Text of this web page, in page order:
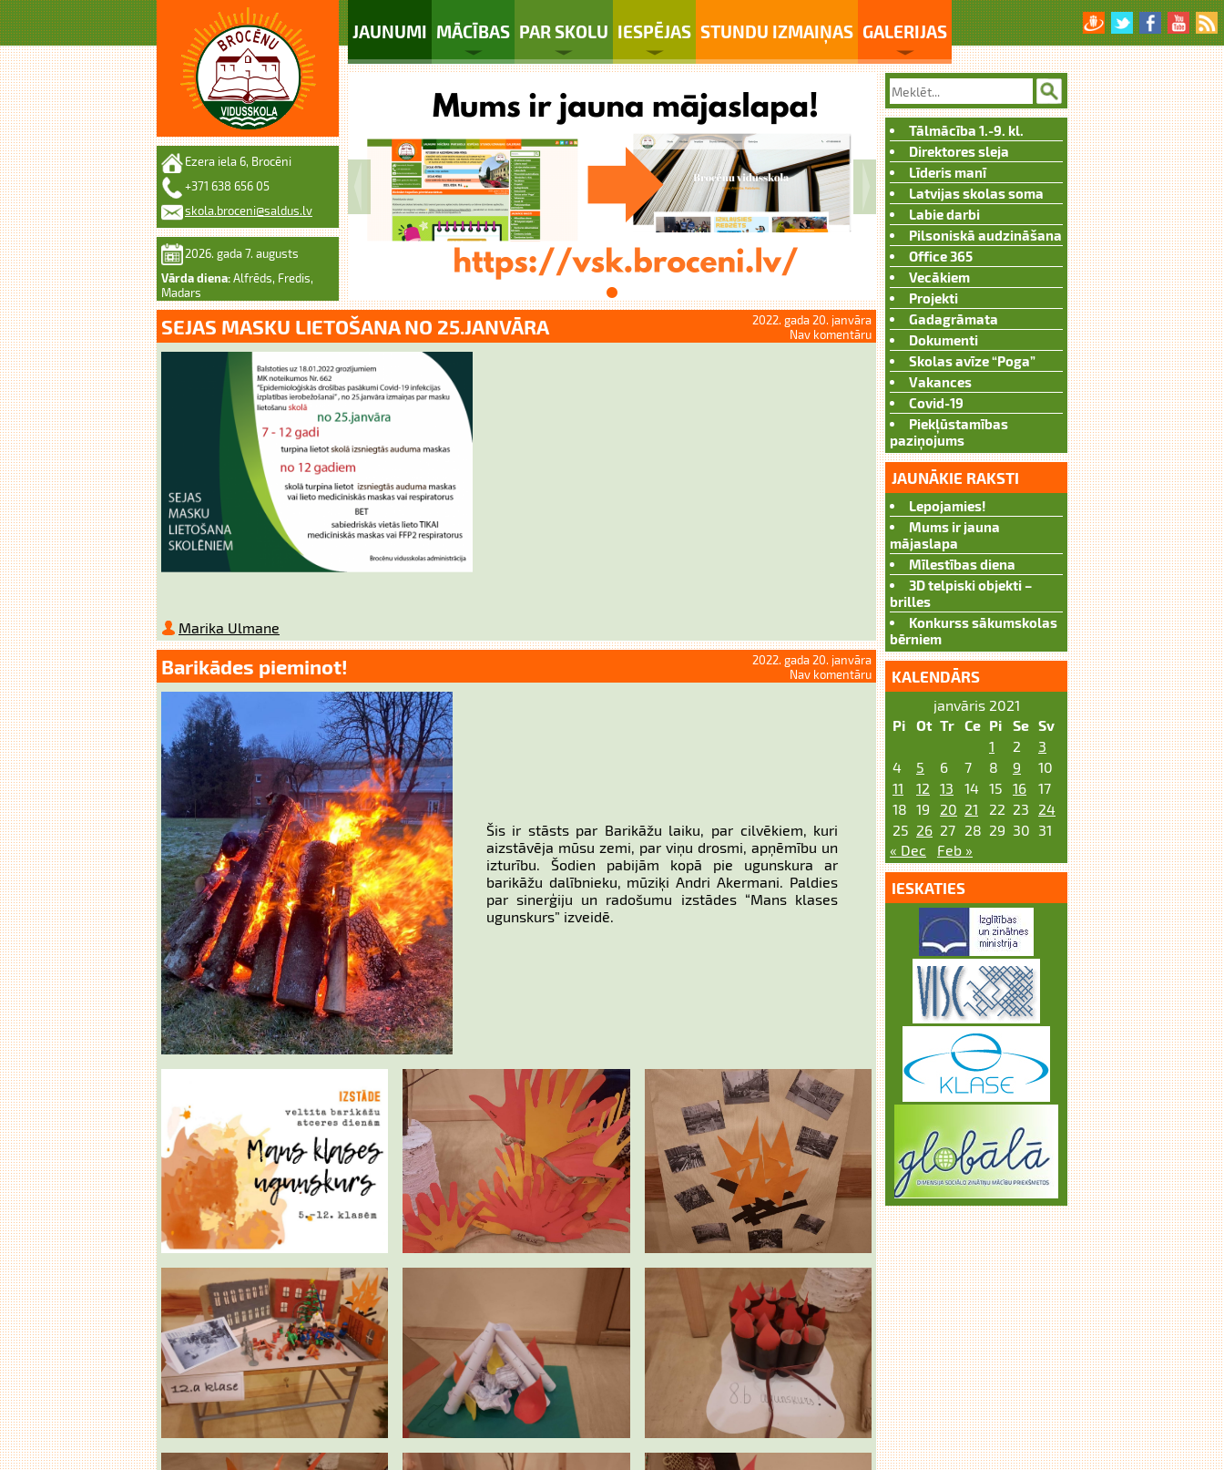
JAUNUMI MĀCĪBAS PAR SKOLU IESPĒJAS STUNDU IZMAIŅAS GALERIJAS
Ezera iela 6, Brocēni
+371 638 656 05
skola.broceni@saldus.lv
2026. gada 7. augusts
Vārda diena: Alfrēds, Fredis,
Madars
SEJAS MASKU LIETOŠANA NO 25.JANVĀRA
2022. gada 20. janvāra
Nav komentāru
Marika Ulmane
Barikādes pieminot!
2022. gada 20. janvāra
Nav komentāru
Šis ir stāsts par Barikāžu laiku, par cilvēkiem, kuri
aizstāvēja mūsu zemi, par viņu drosmi, apņēmību un
izturību. Šodien pabijām kopā pie ugunskura ar
barikāžu dalībnieku, mūziķi Andri Akermani. Paldies
par sinerģiju un radošumu izstādes “Mans klases
ugunskurs” izveidē.
Tālmācība 1.-9. kl.
Direktores sleja
Līderis manī
Latvijas skolas soma
Labie darbi
Pilsoniskā audzināšana
Office 365
Vecākiem
Projekti
Gadagrāmata
Dokumenti
Skolas avīze “Poga”
Vakances
Covid-19
Piekļūstamības
paziņojums
JAUNĀKIE RAKSTI
Lepojamies!
Mums ir jauna
mājaslapa
Mīlestības diena
3D telpiski objekti –
brilles
Konkurss sākumskolas
bērniem
KALENDĀRS
janvāris 2021
Pi
Ot Tr Ce Pi Se Sv
1
2
3
4
5 6 7 8 9
10
11
12 13 14 15 16
17
18 19 20 21 22 23
24
25 26 27 28 29 30 31
« Dec
Feb »
IESKATIES